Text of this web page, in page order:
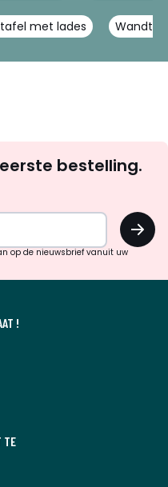
met lades
eerste bestelling.
OK
op de nieuwsbrief vanuit uw
!
TE